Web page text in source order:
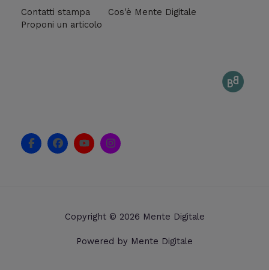
Contatti stampa
Cos'è Mente Digitale
Proponi un articolo
F
a
c
F
a
c
Y
o
u
I
n
s
m
Copyright © 2026 Mente Digitale
Powered by Mente Digitale